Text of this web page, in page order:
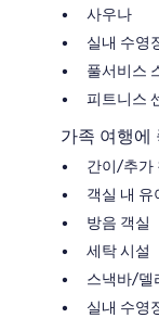
사우나
실내 수영
풀서비스
피트니스
가족 여행에
간이/추가
객실 내 유
방음 객실
세탁 시설
스낵바/델
실내 수영